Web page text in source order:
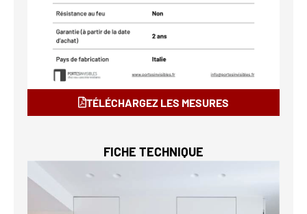
TÉLÉCHARGEZ LES MESURES
FICHE TECHNIQUE